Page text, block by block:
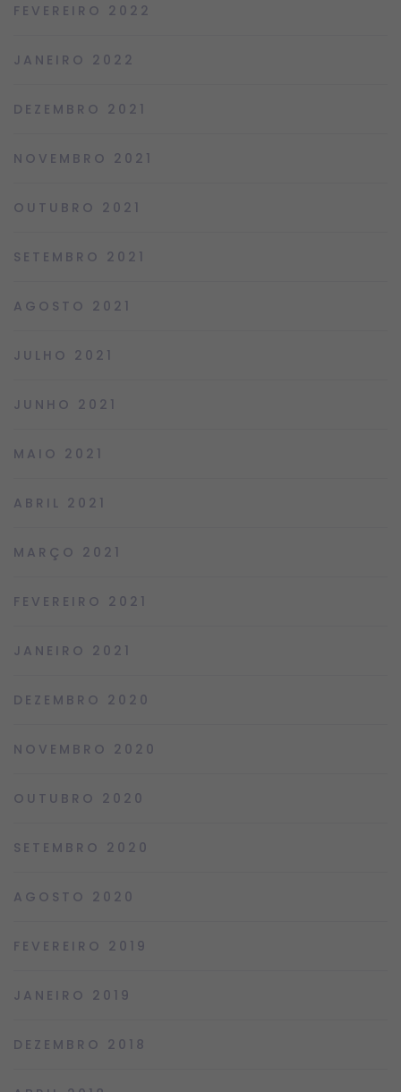
FEVEREIRO 2022
JANEIRO 2022
DEZEMBRO 2021
NOVEMBRO 2021
OUTUBRO 2021
SETEMBRO 2021
AGOSTO 2021
JULHO 2021
JUNHO 2021
MAIO 2021
ABRIL 2021
MARÇO 2021
FEVEREIRO 2021
JANEIRO 2021
DEZEMBRO 2020
NOVEMBRO 2020
OUTUBRO 2020
SETEMBRO 2020
AGOSTO 2020
FEVEREIRO 2019
JANEIRO 2019
DEZEMBRO 2018